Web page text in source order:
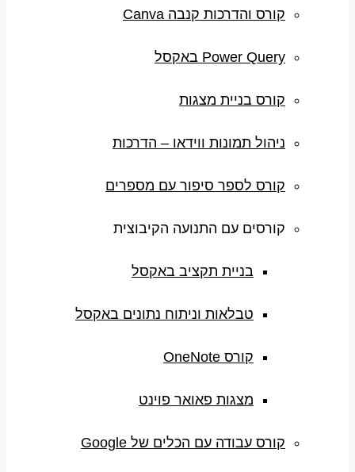
קורס והדרכות קנבה Canva
Power Query באקסל
קורס בניית מצגות
ניהול תמונות ווידאו – הדרכות
קורס לספר סיפור עם מספרים
קורסים עם התנועה הקיבוצית
בניית תקציב באקסל
טבלאות וניתוח נתונים באקסל
קורס OneNote
מצגות פאואר פוינט
קורס עבודה עם הכלים של Google